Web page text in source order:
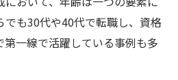
も30代や40代で転職し、資格
一線で活躍している事例も多